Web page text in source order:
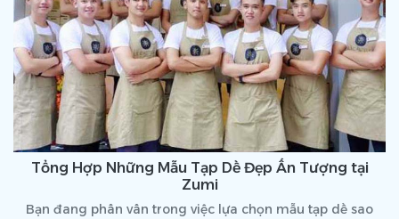
Tổng Hợp Những Mẫu Tạp Dề Đẹp Ấn Tượng tại
Zumi
Bạn đang phân vân trong việc lựa chọn mẫu tạp dề sao